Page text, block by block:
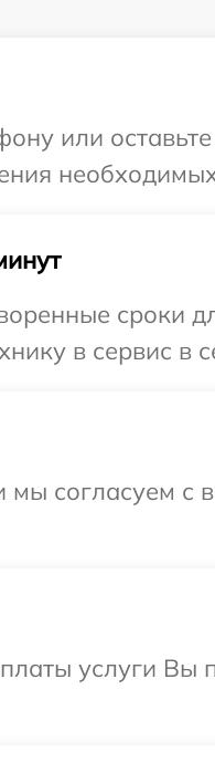
или
сроки
в сервис в
мы согласуем с
услуги Вы